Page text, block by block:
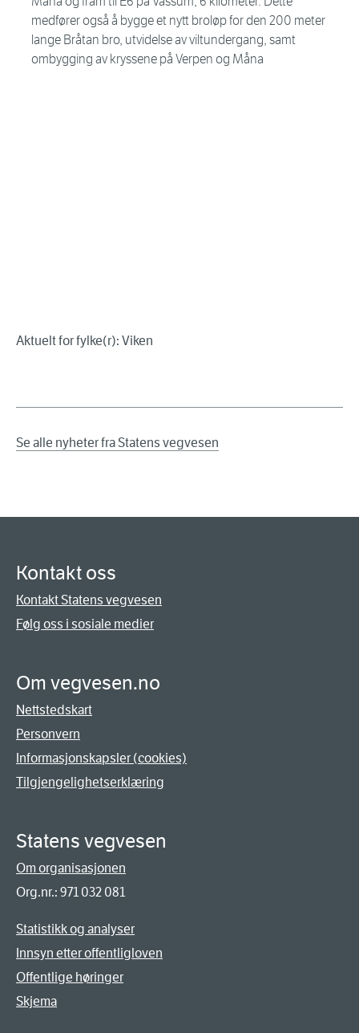
medfører også å bygge et nytt broløp for den 200 meter
lange Bråtan bro, utvidelse av viltundergang, samt
ombygging av kryssene på Verpen og Måna
Aktuelt for fylke(r): Viken
Se alle nyheter fra Statens vegvesen
Kontakt oss
Kontakt Statens vegvesen
Følg oss i sosiale medier
Om vegvesen.no
Nettstedskart
Personvern
Informasjonskapsler (cookies)
Tilgjengelighetserklæring
Statens vegvesen
Om organisasjonen
Org.nr.: 971 032 081
Statistikk og analyser
Innsyn etter offentligloven
Offentlige høringer
Skjema